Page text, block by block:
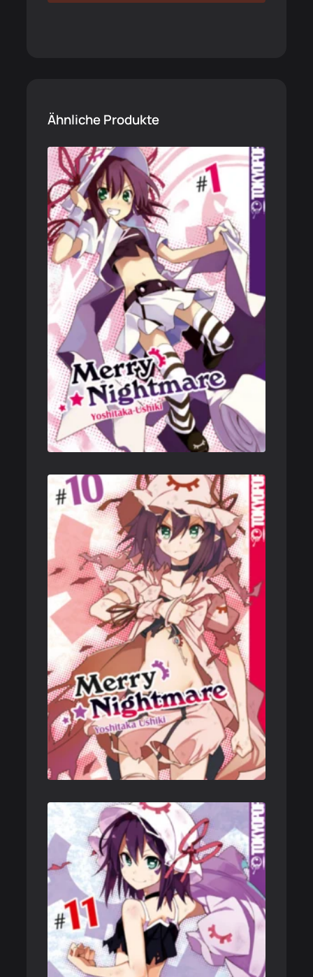
Ähnliche Produkte